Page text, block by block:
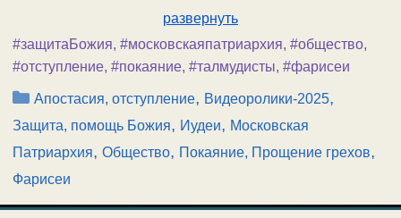
развернуть
#защитаБожия, #московскаяпатриархия, #общество,
#отступление, #покаяние, #талмудисты, #фарисеи
Рубрики
Апостасия, отступление, Видеоролики-2025,
Защита, помощь Божия, Иудеи, Московская
Патриархия, Общество, Покаяние, Прощение грехов,
Фарисеи